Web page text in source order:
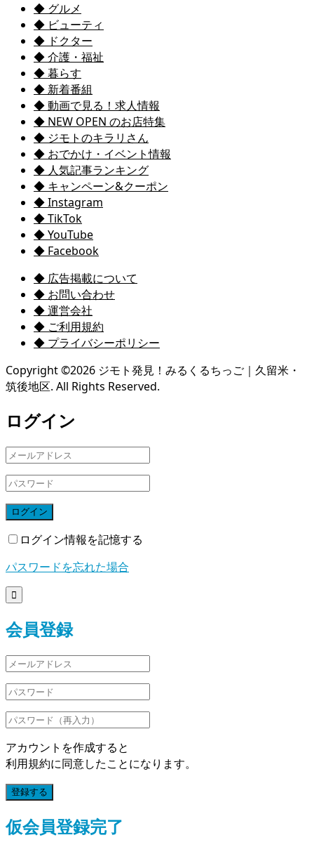
◆ グルメ
◆ ビューティ
◆ ドクター
◆ 介護・福祉
◆ 暮らす
◆ 新着番組
◆ 動画で見る！求人情報
◆ NEW OPEN のお店特集
◆ ジモトのキラリさん
◆ おでかけ・イベント情報
◆ 人気記事ランキング
◆ キャンペーン&クーポン
◆ Instagram
◆ TikTok
◆ YouTube
◆ Facebook
◆ 広告掲載について
◆ お問い合わせ
◆ 運営会社
◆ ご利用規約
◆ プライバシーポリシー
Copyright ©2026 ジモト発見！みるくるちっご｜久留米・
筑後地区. All Rights Reserved.
ログイン
ログイン
ログイン情報を記憶する
パスワードを忘れた場合

会員登録
アカウントを作成すると
利用規約に同意したことになります。
登録する
仮会員登録完了